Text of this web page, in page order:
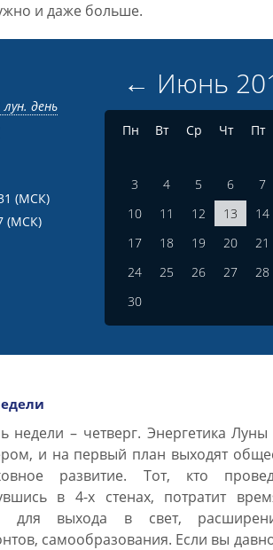
и даже больше.
лун. день
(МСК)
(МСК)
← Июнь
Пн Вт Ср Чт Пт
3
4 5 6 7
10
11 12 13 14
17
18 19 20 21
24
25 26 27 28
30
недели – четверг. Энергетика Луны
и на первый план выходят
развитие. Тот, кто
в 4-х стенах, потратит
для выхода в свет,
самообразования. Если вы